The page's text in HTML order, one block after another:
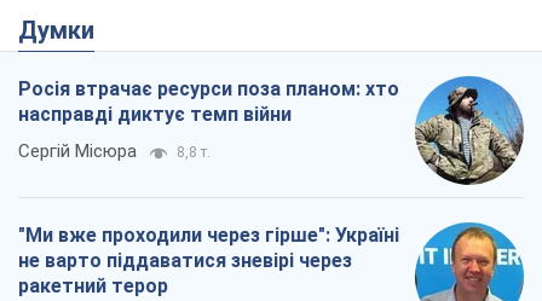
Думки
Росія втрачає ресурси поза планом: хто
насправді диктує темп війни
Сергій Місюра 8,8 т.
"Ми вже проходили через гірше": Україні
не варто піддаватися зневірі через
ракетний терор